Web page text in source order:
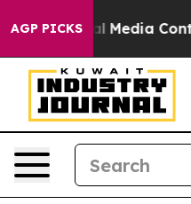
AGP PICKSMedia Controls for